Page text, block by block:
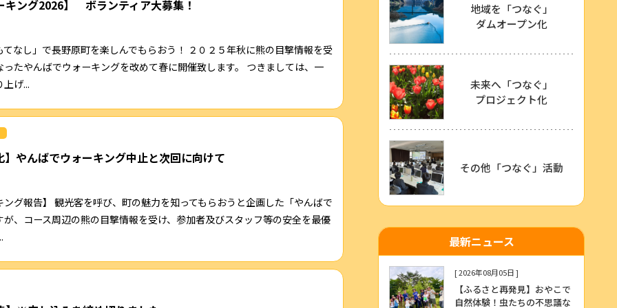
キング2026】 ボランティア大募集！
なし」で長野原町を楽しんでもらおう！ ２０２５年秋に熊の目撃情報を受
たやんばでウォーキングを改めて春に開催致します。 つきましては、一
げ...
】やんばでウォーキング中止と次回に向けて
グ報告】 観光客を呼び、町の魅力を知ってもらおうと企画した「やんばで
、コース周辺の熊の目撃情報を受け、参加者及びスタッフ等の安全を最優
地域を「つなぐ」
ダムオープン化
未来へ「つなぐ」
プロジェクト化
その他「つなぐ」活動
最新ニュース
[ 2026年08月05日 ]
【ふるさと再発見】おやこで
自然体験！虫たちの不思議な